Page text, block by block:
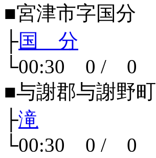
■宮津市字国分
├国 分
└00:30 0 / 0
■与謝郡与謝野町
├滝
└00:30 0 / 0